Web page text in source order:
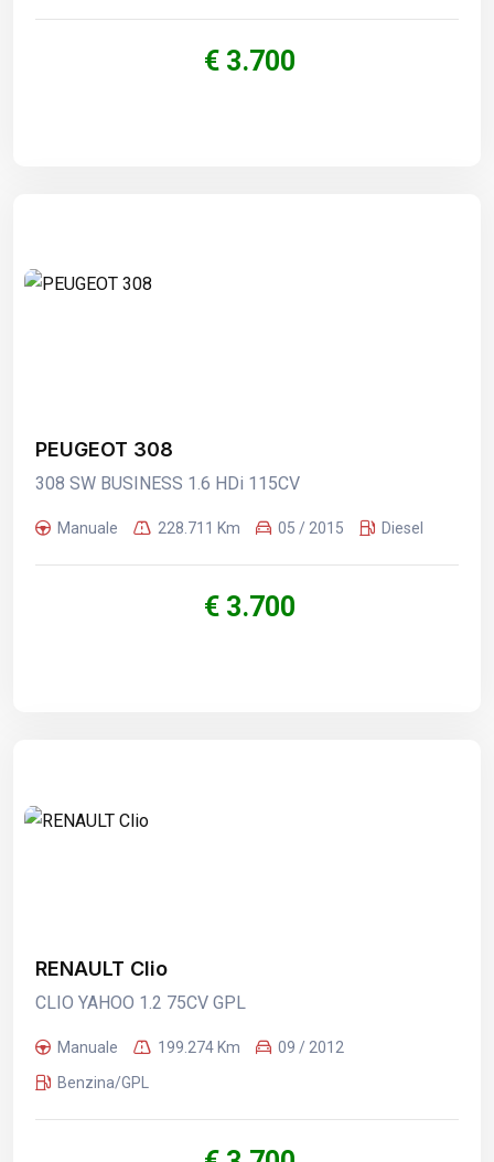
€ 3.700
PEUGEOT 308
308 SW BUSINESS 1.6 HDi 115CV
Manuale 228.711 Km 05 / 2015 Diesel
€ 3.700
RENAULT Clio
CLIO YAHOO 1.2 75CV GPL
Manuale 199.274 Km
09 / 2012
Benzina/GPL